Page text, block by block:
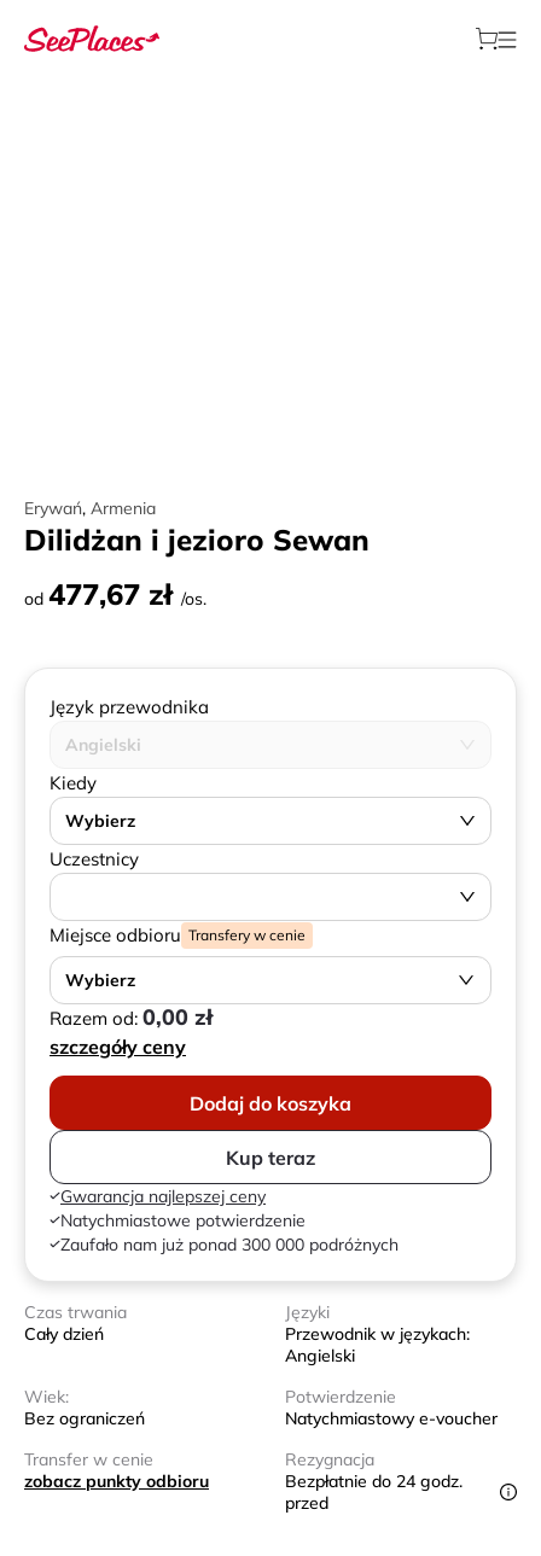
Erywań, Armenia
Dilidżan i jezioro Sewan
od 477,67 zł /os.
Język przewodnika
Angielski
Kiedy
Wybierz
Uczestnicy
Miejsce odbioru Transfery w cenie
Wybierz
Razem od: 0,00 zł
szczegóły ceny
Dodaj do koszyka
Kup teraz
Gwarancja najlepszej ceny
Natychmiastowe potwierdzenie
Zaufało nam już ponad 300 000 podróżnych
Czas trwania
Cały dzień
Języki
Przewodnik w językach:
Angielski
Wiek:
Bez ograniczeń
Potwierdzenie
Natychmiastowy e-voucher
Transfer w cenie
zobacz punkty odbioru
Rezygnacja
Bezpłatnie do 24 godz.
przed